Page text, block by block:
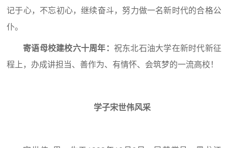
记于心，不忘初心，继续奋斗，努力做一名新时代的合格公
仆。
寄语母校建校六十周年： 祝东北石油大学在新时代新征
程上，办成讲担当、善作为、有情怀、会筑梦的一流高校！
学子宋世伟风采